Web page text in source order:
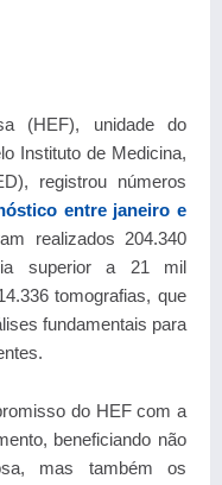
(HEF), unidade do
Instituto de Medicina,
registrou números
entre janeiro e
realizados 204.340
superior a 21 mil
tomografias, que
fundamentais para
do HEF com a
beneficiando não
mas também os